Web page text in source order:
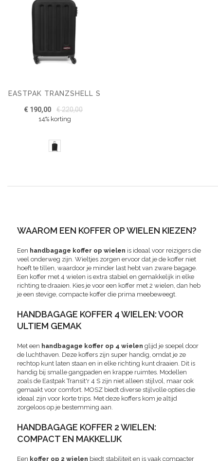
EASTPAK TRANZSHELL S
€ 190,00 € 220,00
14% korting
WAAROM EEN KOFFER OP WIELEN KIEZEN?
Een handbagage koffer op wielen is ideaal voor reizigers die
veel onderweg zijn. Wieltjes zorgen ervoor dat je de koffer niet
hoeft te tillen, waardoor je minder last hebt van zware bagage.
Een koffer met 4 wielen is extra stabiel en gemakkelijk in elke
richting te draaien. Kies je voor een koffer met 2 wielen, dan heb
je een stevige, compacte koffer die prima meebeweegt.
HANDBAGAGE KOFFER 4 WIELEN: VOOR
ULTIEM GEMAK
Met een handbagage koffer op 4 wielen glijd je soepel door
de luchthaven. Deze koffers zijn super handig, omdat je ze
rechtop kunt laten staan en in elke richting kunt draaien. Dit is
handig bij smalle gangpaden en krappe ruimtes. Modellen
zoals de Eastpak Transit'r 4 S zijn niet alleen stijlvol, maar ook
gemaakt voor comfort. MOSZ biedt diverse stijlvolle opties die
ideaal zijn voor korte trips. Met deze koffers kom je altijd
zorgeloos op je bestemming aan.
HANDBAGAGE KOFFER 2 WIELEN:
COMPACT EN MAKKELIJK
Een koffer op 2 wielen biedt stabiliteit en is vaak compacter